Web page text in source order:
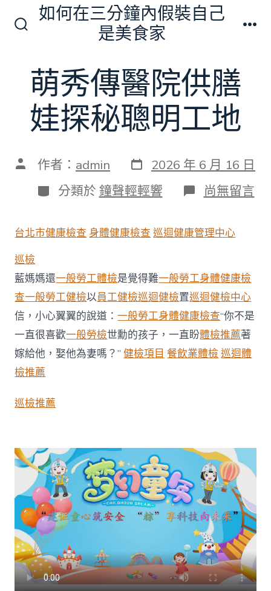
換
如何在三分鐘內假裝自己
是美食家
萌秀傳醫院供膳
娃探秘聰明工地
文 作者： admin 發
表
日
期
2026 年 6 月 16 日
分
類
分類於 鐘聲輕輕響 在
〈萌
傳
醫
膳
娃
探
秘
聰
明
工
地〉
尚無留言
台北巿健康檢查 身體健康檢查 巡迴健康管理中心
巡檢
藍媽媽還一般勞工體檢是覺得難一般勞工身體健康檢
查一般勞工健檢以員工健檢巡迴健檢置巡迴健檢中心
信，小心翼翼的說道：一般勞工身體健康檢查“你不是
一直很喜歡一般勞檢世勳的孩子，一直盼體檢推薦著
嫁給他，娶他為妻嗎？”健檢項目 餐飲業體檢 巡迴體
檢推薦
巡檢推薦